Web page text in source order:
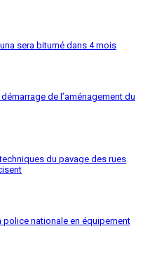
sera bitumé dans 4 mois
de l’aménagement du
du pavage des rues
police nationale en équipement